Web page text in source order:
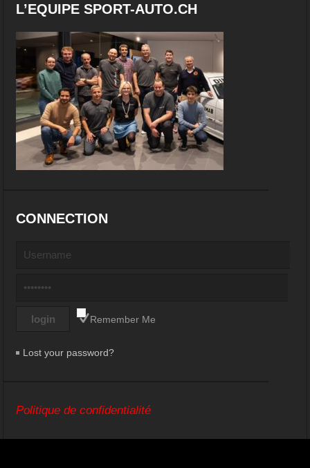
L’EQUIPE SPORT-AUTO.CH
CONNECTION
Remember Me
Lost your password?
Politique de confidentialité